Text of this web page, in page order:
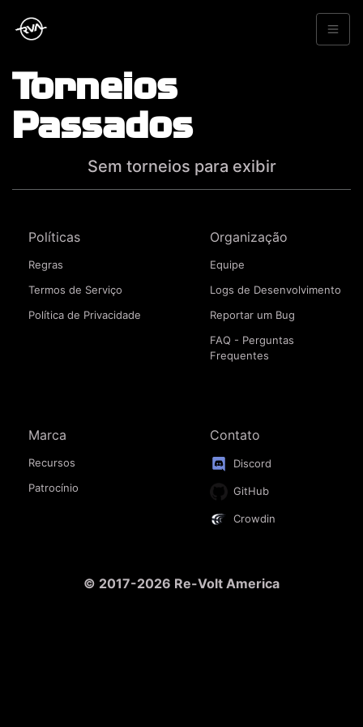
Torneios
Passados
Sem torneios para exibir
Políticas
Regras
Termos de Serviço
Política de Privacidade
Organização
Equipe
Logs de Desenvolvimento
Reportar um Bug
FAQ - Perguntas
Frequentes
Marca
Recursos
Patrocínio
Contato
Discord
GitHub
Crowdin
© 2017-2026 Re-Volt America